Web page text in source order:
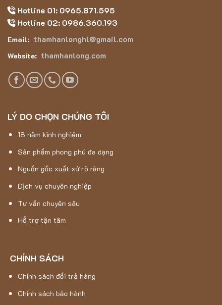
Hotline 01: 0965.871.595
Hotline 02: 0986.360.193
Email: thamhanlonghl@gmail.com
Website: thamhanlong.com
LÝ DO CHỌN CHÚNG TÔI
18 năm kinh nghiệm
Sản phẩm phong phú đa dạng
Nguồn gốc xuất xứ rõ ràng
Dịch vụ chuyên nghiệp
Tư vấn chuyên sâu
Hỗ trợ tận tâm
CHÍNH SÁCH
Chính sách đổi trả hàng
Chính sách bảo hành